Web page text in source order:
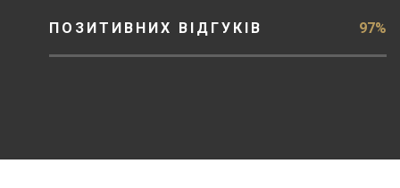
ПОЗИТИВНИХ ВІДГУКІВ 97%